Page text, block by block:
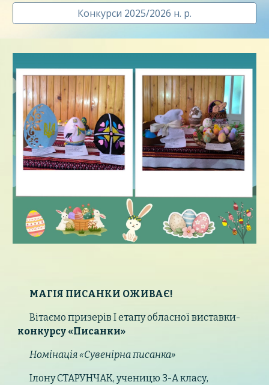
Конкурси 2025/2026 н. р.
МАГІЯ ПИСАНКИ ОЖИВАЄ!
Вітаємо призерів І етапу обласної виставки-
конкурсу «Писанки»
Номінація «Сувенірна писанка»
Ілону СТАРУНЧАК, ученицю 3-А класу,